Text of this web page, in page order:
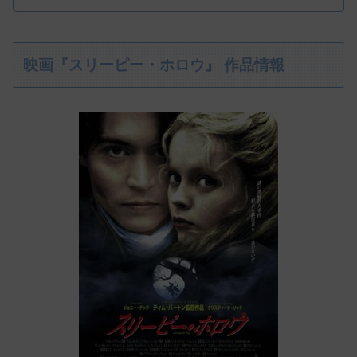
映画『スリーピー・ホロウ』 作品情報